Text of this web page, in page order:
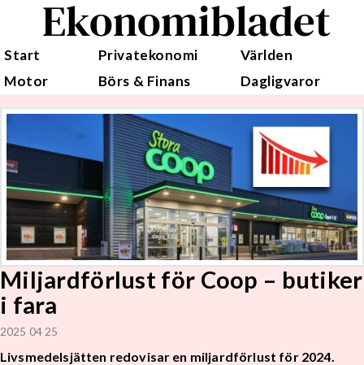
Ekonomibladet
Start Privatekonomi
Världen
Motor
Börs & Finans Dagligvaror
Miljardförlust för Coop – butiker
i fara
2025 04 25
Livsmedelsjätten redovisar en miljardförlust för 2024.